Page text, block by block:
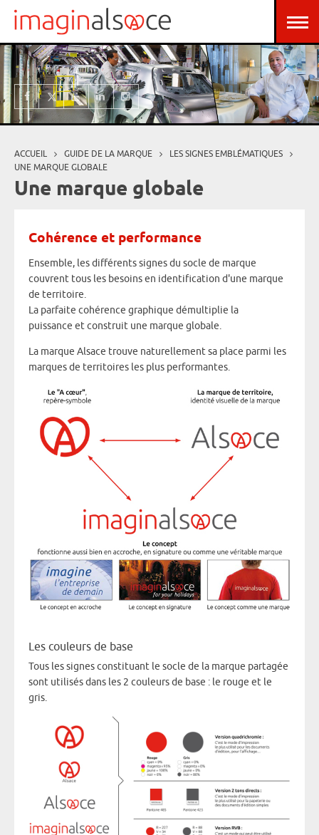
Aller au contenu principal
Vous êtes ici
ACCUEIL GUIDE DE LA MARQUE
LES SIGNES EMBLÉMATIQUES
UNE MARQUE GLOBALE
Une marque globale
Cohérence et performance
Ensemble, les différents signes du socle de marque
couvrent tous les besoins en identification d'une marque
de territoire.
La parfaite cohérence graphique démultiplie la
puissance et construit une marque globale.
La marque Alsace trouve naturellement sa place parmi les
marques de territoires les plus performantes.
Les couleurs de base
Tous les signes constituant le socle de la marque partagée
sont utilisés dans les 2 couleurs de base : le rouge et le
gris.
Panneau de gestion des cookies